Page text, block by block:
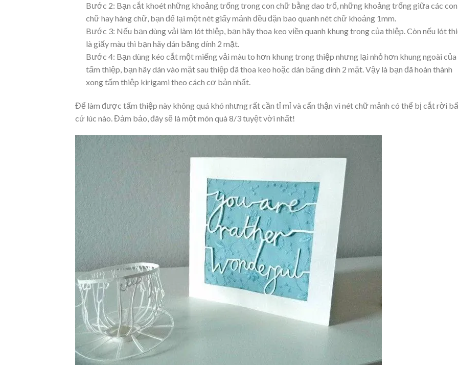
Bước 2: Bạn cắt khoét những khoảng trống trong con chữ bằng dao trổ, những khoảng trống giữa các con
chữ hay hàng chữ, bạn để lại một nét giấy mảnh đều đặn bao quanh nét chữ khoảng 1mm.
Bước 3: Nếu bạn dùng vải làm lót thiệp, bạn hãy thoa keo viền quanh khung trong của thiệp. Còn nếu lót
là giấy màu thì bạn hãy dán băng dính 2 mặt.
Bước 4: Bạn dùng kéo cắt một miếng vải màu to hơn khung trong thiệp nhưng lại nhỏ hơn khung ngoài của
tấm thiệp, bạn hãy dán vào mặt sau thiệp đã thoa keo hoặc dán băng dính 2 mặt. Vậy là bạn đã hoàn thành
xong tấm thiệp kirigami theo cách cơ bản nhất.
Để làm được tấm thiệp này không quá khó nhưng rất cần tỉ mỉ và cẩn thận vì nét chữ mảnh có thể bị cắt rời
cứ lúc nào. Đảm bảo, đây sẽ là một món quà 8/3 tuyệt vời nhất!